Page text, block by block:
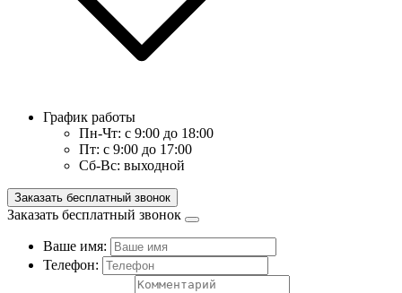
График работы
Пн-Чт: с 9:00 до 18:00
Пт: с 9:00 до 17:00
Сб-Вс: выходной
Заказать бесплатный звонок
Заказать бесплатный звонок
Ваше имя:
Телефон: